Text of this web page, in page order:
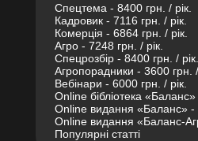
Спецтема - 8400 грн. / рік.
Кадровик - 7116 грн. / рік.
Комерція - 6864 грн. / рік.
Агро - 7248 грн. / рік.
Спецрозбір - 8400 грн. / рік.
Агропорадники - 3600 грн. /
Вебінари - 6000 грн. / рік.
Online бібліотека «Баланс»
Online видання «Баланс» -
Online видання «Баланс-
Популярні статті